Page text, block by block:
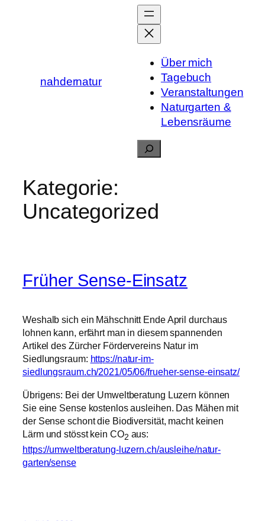
nahdernatur
Über mich
Tagebuch
Veranstaltungen
Naturgarten &
Lebensräume
Suchen
Kategorie:
Uncategorized
Früher Sense-Einsatz
Weshalb sich ein Mähschnitt Ende April durchaus
lohnen kann, erfährt man in diesem spannenden
Artikel des Zürcher Fördervereins Natur im
Siedlungsraum: https://natur-im-
siedlungsraum.ch/2021/05/06/frueher-sense-einsatz/
Übrigens: Bei der Umweltberatung Luzern können
Sie eine Sense kostenlos ausleihen. Das Mähen mit
der Sense schont die Biodiversität, macht keinen
Lärm und stösst kein CO2 aus:
https://umweltberatung-luzern.ch/ausleihe/natur-
garten/sense